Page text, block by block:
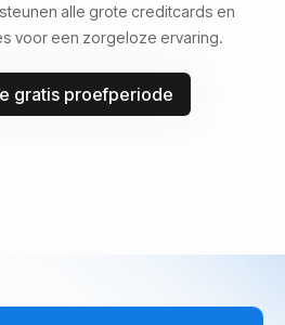
alle grote creditcards en
voor een zorgeloze ervaring.
gratis proefperiode